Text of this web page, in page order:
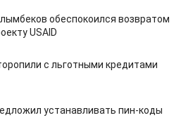
обеспокоился возвратом
USAID
с льготными кредитами
устанавливать пин-коды